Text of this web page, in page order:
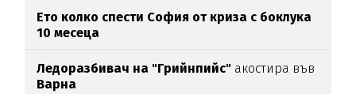
Ето колко спести София от криза с боклука
10 месеца
Ледоразбивач на "Грийнпийс" акостира във
Варна